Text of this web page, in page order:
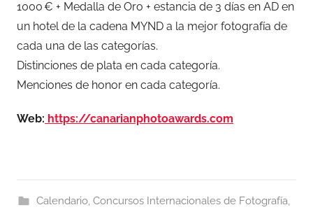
1000 € + Medalla de Oro + estancia de 3 días en AD en
un hotel de la cadena MYND a la mejor fotografía de
cada una de las categorías.
Distinciones de plata en cada categoría.
Menciones de honor en cada categoría.
Web: https://canarianphotoawards.com
Calendario, Concursos Internacionales de Fotografía,